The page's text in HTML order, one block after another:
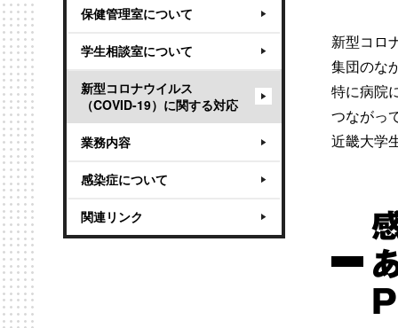
保健管理室について
学生相談室について
新型コロナウイルス
（COVID-19）に関する対応
業務内容
感染症について
関連リンク
新型コロ
集団のな
特に病院
つながっ
近畿大学